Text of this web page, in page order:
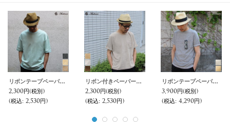
リボンテープペーパーハット / Audience
2,300円(税別)
(税込: 2,530円)
リボン付きペーパーブレードハット / Audience
2,300円(税別)
(税込: 2,530円)
リボンテープペーパーシートロングブリムハット / Audience
3,900円(税別)
(税込: 4,290円)